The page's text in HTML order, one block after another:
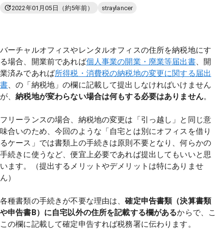
2022年01月05日 （約5年前） straylancer
バーチャルオフィスやレンタルオフィスの住所を納税地にす
る場合、開業前であれば個人事業の開業・廃業等届出書、開
業済みであれば所得税・消費税の納税地の変更に関する届出
書、の「納税地」の欄に記載して提出しなければいけません
が、納税地が変わらない場合は何もする必要はありません。
フリーランスの場合、納税地の変更は「引っ越し」と同じ意
味合いのため、今回のような「自宅とは別にオフィスを借り
るケース」では書類上の手続きは原則不要となり、何らかの
手続きに使うなど、便宜上必要であれば提出してもいいと思
います。（提出するメリットやデメリットは特にありませ
ん）
各種書類の手続きが不要な理由は、確定申告書類（決算書類
や申告書B）に自宅以外の住所を記載する欄があるからで、こ
この欄に記載して確定申告すれば税務署に伝わります。